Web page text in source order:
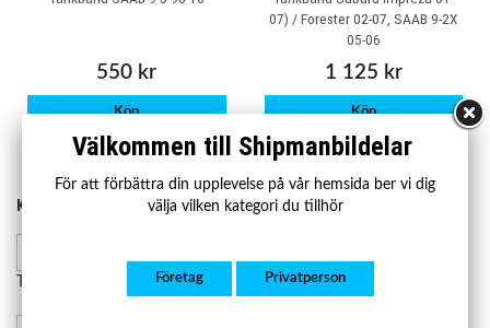
550 kr
Köp
07) / Forester 02-07, SAAB 9-2X
05-06
1 125 kr
Köp
KONTAKTA OSS HANDLA
Retur och reklamation
Välkommen till Shipmanbildelar
För att förbättra din upplevelse på vår hemsida ber vi dig
välja vilken kategori du tillhör
Företag Privatperson